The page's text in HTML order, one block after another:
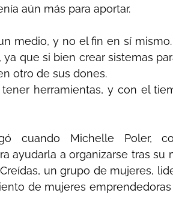
aún más para aportar.
medio, y no el fin en sí
que si bien crear sistemas
otro de sus dones.
herramientas, y con el
cuando Michelle Poler,
ayudarla a organizarse tras su
un grupo de mujeres,
de mujeres